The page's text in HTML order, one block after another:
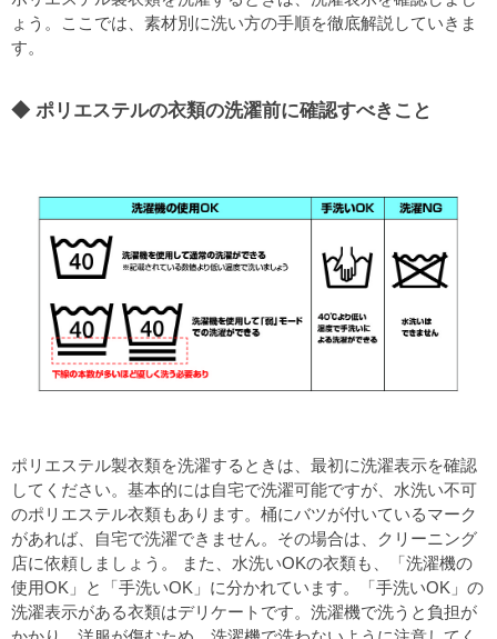
ょう。ここでは、素材別に洗い方の手順を徹底解説していきま
す。
ポリエステルの衣類の洗濯前に確認すべきこと
ポリエステル製衣類を洗濯するときは、最初に洗濯表示を確認
してください。基本的には自宅で洗濯可能ですが、水洗い不可
のポリエステル衣類もあります。桶にバツが付いているマーク
があれば、自宅で洗濯できません。その場合は、クリーニング
店に依頼しましょう。 また、水洗いOKの衣類も、「洗濯機の
使用OK」と「手洗いOK」に分かれています。「手洗いOK」の
洗濯表示がある衣類はデリケートです。洗濯機で洗うと負担が